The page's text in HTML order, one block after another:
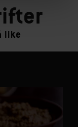
like